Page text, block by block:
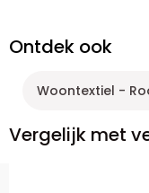
Ontdek ook
Woontextiel -
Vergelijk met